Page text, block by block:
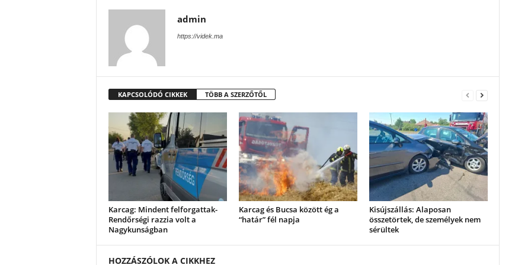
admin
https://videk.ma
KAPCSOLÓDÓ CIKKEK TÖBB A SZERZŐTŐL
Karcag: Mindent felforgattak-
Rendőrségi razzia volt a
Nagykunságban
Karcag és Bucsa között ég a
“határ” fél napja
Kisújszállás: Alaposan
összetörtek, de személyek nem
sérültek
HOZZÁSZÓLOK A CIKKHEZ